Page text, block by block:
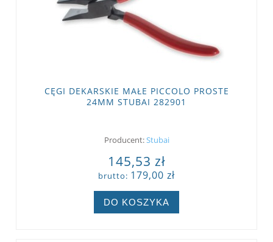
CĘGI DEKARSKIE MAŁE PICCOLO PROSTE
24MM STUBAI 282901
Producent:Stubai
145,53 zł
brutto: 179,00 zł
DO KOSZYKA